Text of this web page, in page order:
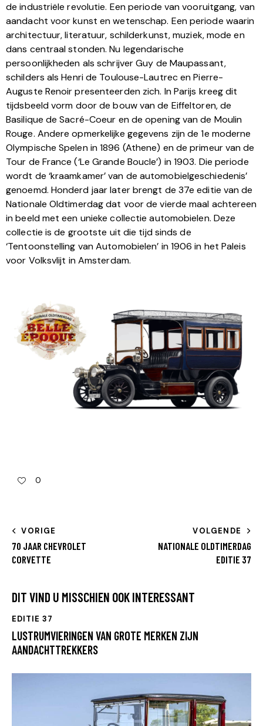
de industriële revolutie. Een periode van vooruitgang, van
aandacht voor kunst en wetenschap. Een periode waarin
architectuur, literatuur, schilderkunst, muziek, mode en
dans centraal stonden. Nu legendarische
persoonlijkheden als schrijver Guy de Maupassant,
schilders als Henri de Toulouse-Lautrec en Pierre-
Auguste Renoir presenteerden zich. In Parijs kreeg dit
tijdsbeeld vorm door de bouw van de Eiffeltoren, de
Basilique de Sacré-Coeur en de opening van de Moulin
Rouge. Andere opmerkelijke gegevens zijn de 1e moderne
Olympische Spelen in 1896 (Athene) en de primeur van de
Tour de France (‘Le Grande Boucle’) in 1903. Die periode
wordt de ‘kraamkamer’ van de automobielgeschiedenis’
genoemd. Honderd jaar later brengt de 37e editie van de
Nationale Oldtimerdag dat voor de vierde maal achtereen
in beeld met een unieke collectie automobielen. Deze
collectie is de grootste uit die tijd sinds de
‘Tentoonstelling van Automobielen’ in 1906 in het Paleis
voor Volksvlijt in Amsterdam.
0
VORIGE
70 JAAR CHEVROLET
CORVETTE
VOLGENDE
NATIONALE OLDTIMERDAG
EDITIE 37
DIT VIND U MISSCHIEN OOK INTERESSANT
EDITIE 37
LUSTRUMVIERINGEN VAN GROTE MERKEN ZIJN
AANDACHTTREKKERS